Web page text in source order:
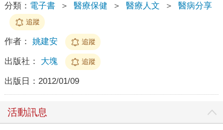
分類： 電子書 ＞ 醫療保健 ＞ 醫療人文 ＞ 醫病分享
追蹤
作者： 姚建安 追蹤
出版社： 大塊 追蹤
出版日： 2012/01/09
活動訊息